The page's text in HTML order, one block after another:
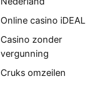
Online casino iDEAL
Casino zonder
vergunning
Cruks omzeilen